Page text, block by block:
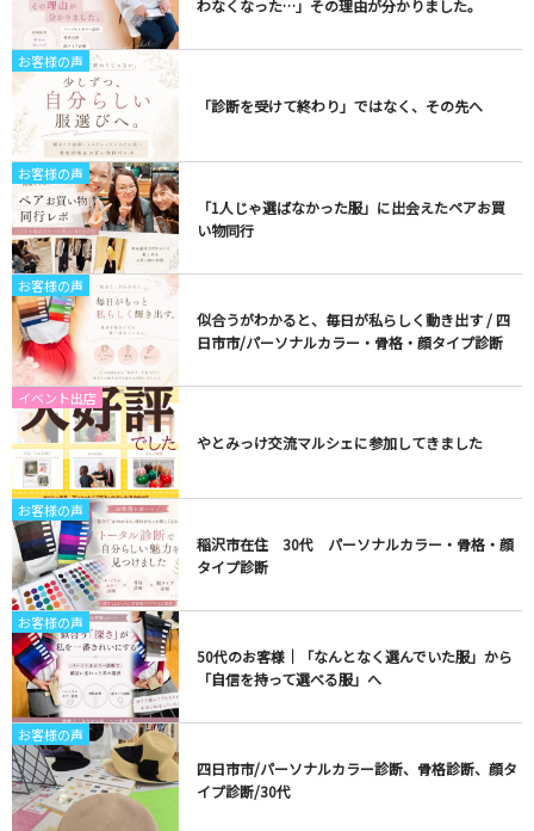
わなくなった…」その理由が分かりました。
お客様の声
「診断を受けて終わり」ではなく、その先へ
お客様の声
「1人じゃ選ばなかった服」に出会えたペアお買
い物同行
お客様の声
似合うがわかると、毎日が私らしく動き出す / 四
日市市/パーソナルカラー・骨格・顔タイプ診断
イベント出店
やとみっけ交流マルシェに参加してきました
お客様の声
稲沢市在住 30代 パーソナルカラー・骨格・顔
タイプ診断
お客様の声
50代のお客様｜「なんとなく選んでいた服」から
「自信を持って選べる服」へ
お客様の声
四日市市/パーソナルカラー診断、骨格診断、顔タ
イプ診断/30代